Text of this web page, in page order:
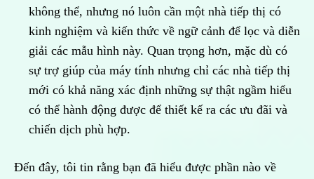
không thể, nhưng nó luôn cần một nhà tiếp thị có
kinh nghiệm và kiến thức về ngữ cảnh để lọc và diễn
giải các mẫu hình này. Quan trọng hơn, mặc dù có
sự trợ giúp của máy tính nhưng chỉ các nhà tiếp thị
mới có khả năng xác định những sự thật ngầm hiểu
có thể hành động được để thiết kế ra các ưu đãi và
chiến dịch phù hợp.
Đến đây, tôi tin rằng bạn đã hiểu được phần nào về